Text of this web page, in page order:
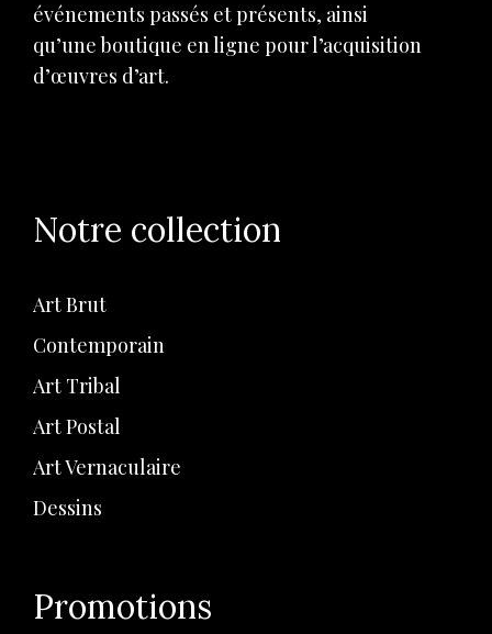
événements passés et présents, ainsi
qu’une boutique en ligne pour l’acquisition
d’œuvres d’art.
Notre collection
Art Brut
Contemporain
Art Tribal
Art Postal
Art Vernaculaire
Dessins
Promotions